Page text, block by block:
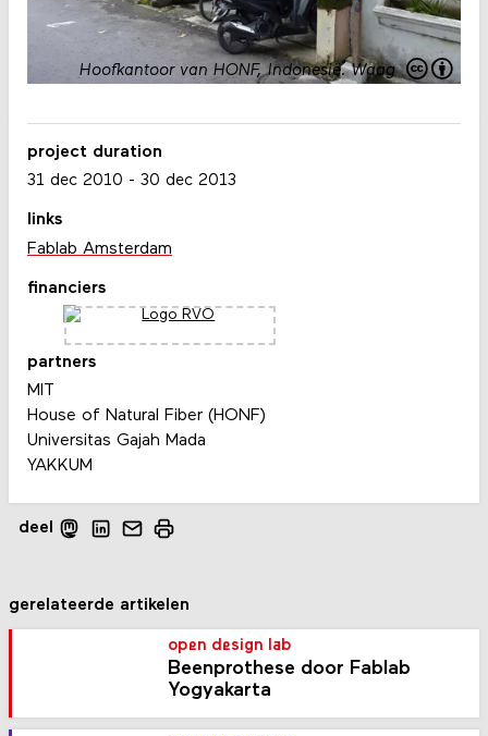
Hoofkantoor van HONF, Indonesië. Waag
deel
project duration
31 dec 2010 - 30 dec 2013
links
Fablab Amsterdam
financiers
partners
MIT
House of Natural Fiber (HONF)
Universitas Gajah Mada
YAKKUM
gerelateerde artikelen
open design lab
Beenprothese door Fablab
Yogyakarta